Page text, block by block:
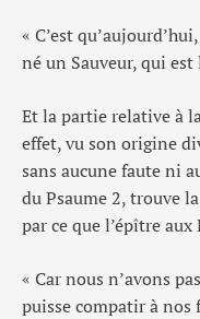
« C’est
né un Sauveur, qui
Et la partie relative à
effet, vu son origine
sans aucune faute ni
du Psaume 2, trouve
par ce que l’épître
« Car nous n’avons
puisse compatir à nos